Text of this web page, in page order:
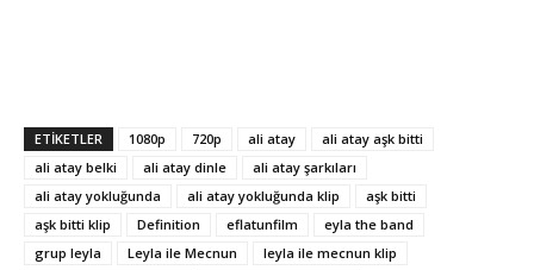
ETIKETLER 1080p 720p ali atay
ali atay aşk bitti
ali atay belki
ali atay dinle
ali atay şarkıları
ali atay yokluğunda
ali atay yokluğunda klip
aşk bitti
aşk bitti klip
Definition eflatunfilm
eyla the band
grup leyla
Leyla ile Mecnun
leyla ile mecnun klip